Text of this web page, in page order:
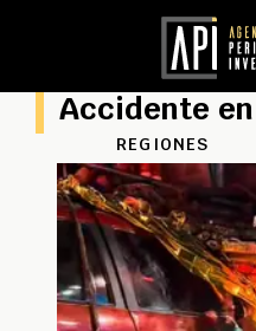
Accidente
REGIONES